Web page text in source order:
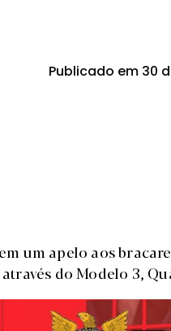
Publicado em 30
um apelo aos
do Modelo 3,